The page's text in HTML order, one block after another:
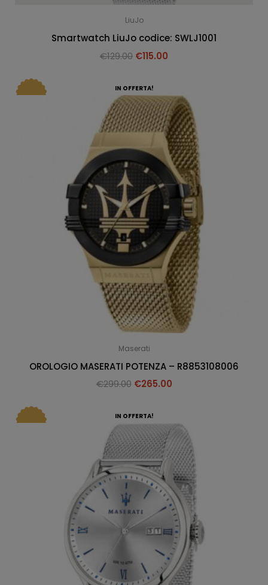
LiuJo
Smartwatch LiuJo codice: SWLJ1001
€129.00 €115.00
IN OFFERTA!
Maserati
OROLOGIO MASERATI POTENZA – R8853108006
€299.00 €265.00
IN OFFERTA!